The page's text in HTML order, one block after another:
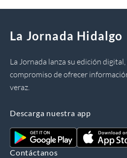
La Jornada Hidalgo
La Jornada lanza su edición
compromiso de ofrecer
veraz.
Descarga nuestra app
Contáctanos